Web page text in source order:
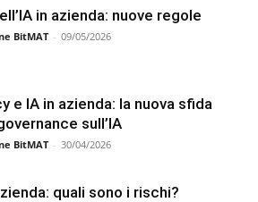
in azienda: nuove regole
BitMAT - 09/05/2026
e IA in azienda: la nuova sfida
sull’IA
BitMAT - 30/04/2026
quali sono i rischi?